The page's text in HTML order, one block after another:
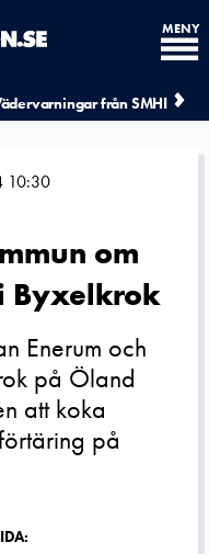
från SMHI
MENY
10:30
om
Byxelkrok
Enerum och
på Öland
att koka
på